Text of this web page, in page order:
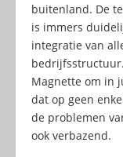
buitenland. De
is immers
integratie van
Magnette om in
dat op geen
de problemen
ook verbazend.